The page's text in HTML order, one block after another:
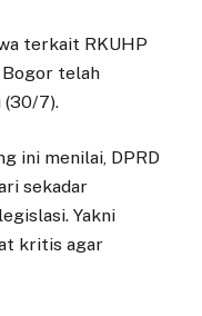
terkait RKUHP
Bogor telah
(30/7).
ini menilai, DPRD
sekadar
Yakni
kritis agar